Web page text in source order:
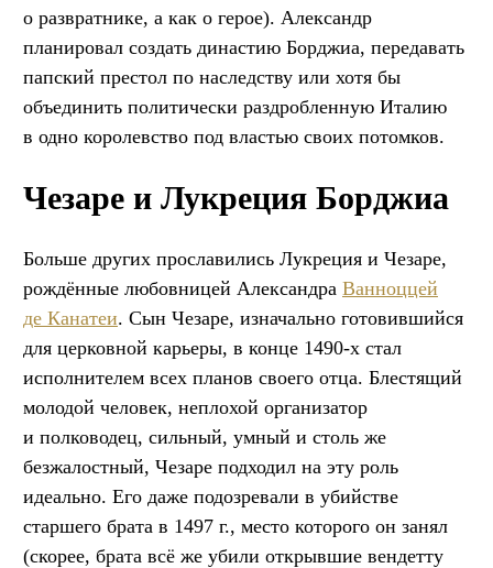
о развратнике, а как о герое). Александр
планировал создать династию Борджиа, передавать
папский престол по наследству или хотя бы
объединить политически раздробленную Италию
в одно королевство под властью своих потомков.
Чезаре и Лукреция Борджиа
Больше других прославились Лукреция и Чезаре,
рождённые любовницей Александра Ванноццей
де Канатеи. Сын Чезаре, изначально готовившийся
для церковной карьеры, в конце 1490-х стал
исполнителем всех планов своего отца. Блестящий
молодой человек, неплохой организатор
и полководец, сильный, умный и столь же
безжалостный, Чезаре подходил на эту роль
идеально. Его даже подозревали в убийстве
старшего брата в 1497 г., место которого он занял
(скорее, брата всё же убили открывшие вендетту